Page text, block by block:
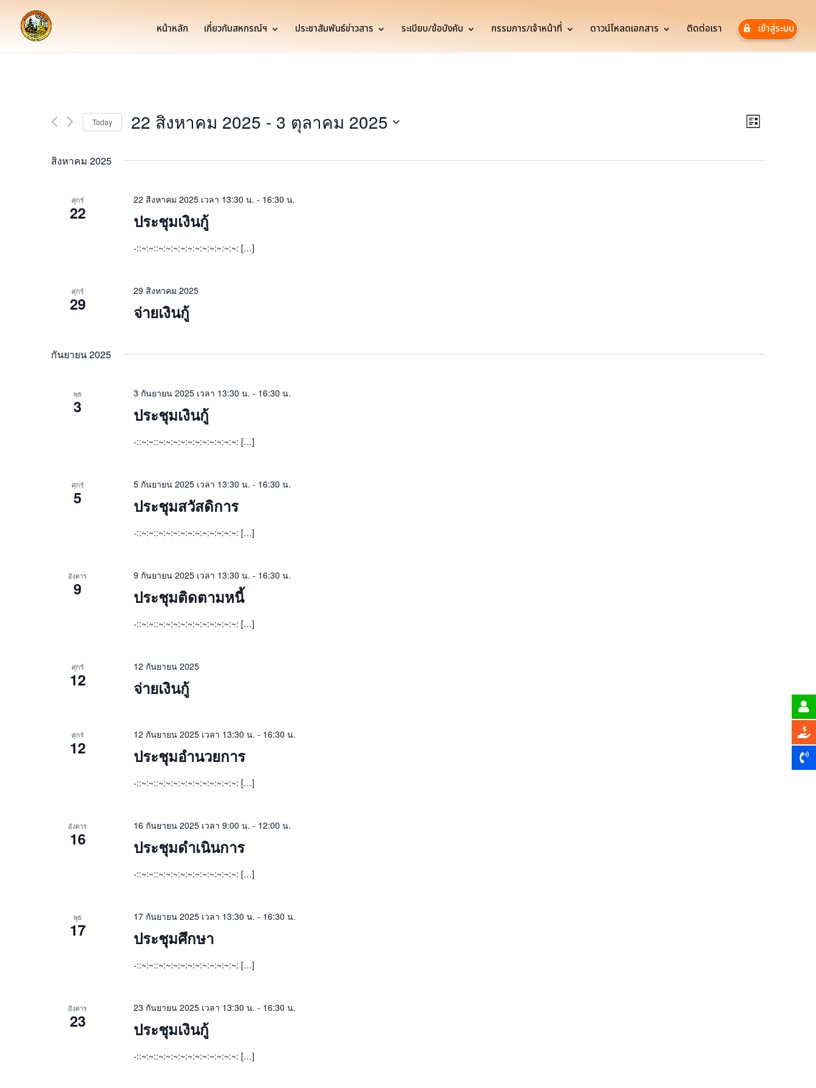
หน้าหลัก เกี่ยวกับสหกรณ์ฯ ประชาสัมพันธ์ข่าวสาร ระเบียบ/ข้อบังคับ กรรมการ/เจ้าหน้าที่ ดาวน์โหลดเอกสาร ติดต่อเรา เข้าสู่ระบบ
Views
Event
Views
List
Today 22 สิงหาคม 2025 - 3 ตุลาคม 2025
สิงหาคม 2025
ศุกร์
22
22 สิงหาคม 2025 เวลา 13:30 น. - 16:30 น.
ประชุมเงินกู้
-::~:~::~:~:~:~:~:~:~:~:~:~:~: […]
ศุกร์
29
29 สิงหาคม 2025
จ่ายเงินกู้
กันยายน 2025
พุธ
3
3 กันยายน 2025 เวลา 13:30 น. - 16:30 น.
ประชุมเงินกู้
-::~:~::~:~:~:~:~:~:~:~:~:~:~: […]
ศุกร์
5
5 กันยายน 2025 เวลา 13:30 น. - 16:30 น.
ประชุมสวัสดิการ
-::~:~::~:~:~:~:~:~:~:~:~:~:~: […]
อังคาร
9
9 กันยายน 2025 เวลา 13:30 น. - 16:30 น.
ประชุมติดตามหนี้
-::~:~::~:~:~:~:~:~:~:~:~:~:~: […]
ศุกร์
12
12 กันยายน 2025
จ่ายเงินกู้
ศุกร์
12
12 กันยายน 2025 เวลา 13:30 น. - 16:30 น.
ประชุมอำนวยการ
-::~:~::~:~:~:~:~:~:~:~:~:~:~: […]
อังคาร
16
16 กันยายน 2025 เวลา 9:00 น. - 12:00 น.
ประชุมดำเนินการ
-::~:~::~:~:~:~:~:~:~:~:~:~:~: […]
พุธ
17
17 กันยายน 2025 เวลา 13:30 น. - 16:30 น.
ประชุมศึกษา
-::~:~::~:~:~:~:~:~:~:~:~:~:~: […]
อังคาร
23
23 กันยายน 2025 เวลา 13:30 น. - 16:30 น.
ประชุมเงินกู้
-::~:~::~:~:~:~:~:~:~:~:~:~:~: […]